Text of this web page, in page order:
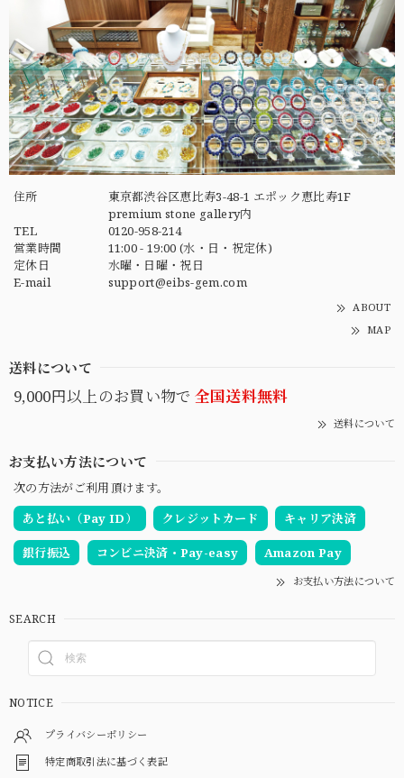
住所
東京都渋谷区恵比寿3-48-1 エポック恵比寿1F
premium stone gallery内
TEL
0120-958-214
営業時間
11:00 - 19:00 (水・日・祝定休)
定休日
水曜・日曜・祝日
E-mail
support@eibs-gem.com
ABOUT
MAP
送料について
9,000円以上のお買い物で 全国送料無料
送料について
お支払い方法について
次の方法がご利用頂けます。
あと払い（Pay ID）
クレジットカード キャリア決済
銀行振込 コンビニ決済・Pay-easy Amazon Pay
お支払い方法について
SEARCH
NOTICE
プライバシーポリシー
特定商取引法に基づく表記